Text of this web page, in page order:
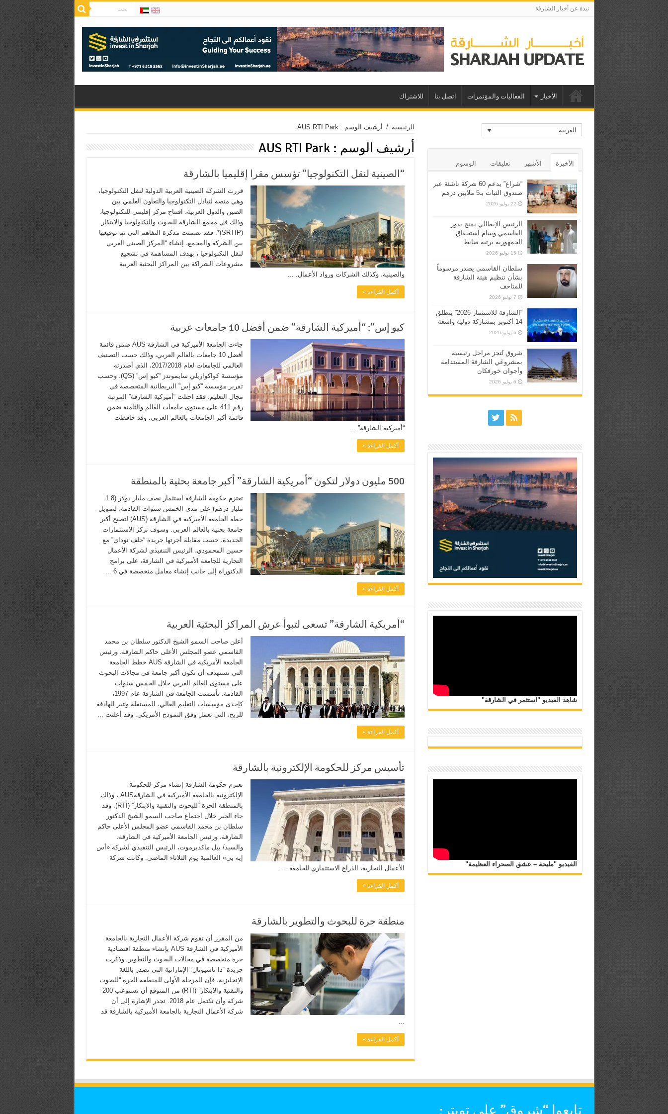
نبذة عن أخبار الشارقة
الأخبار الفعاليات والمؤتمرات اتصل بنا للاشتراك
الرئيسية / أرشيف الوسم : AUS RTI Park
أرشيف الوسم :AUS RTI Park
“الصينية لنقل التكنولوجيا” تؤسس مقرا إقليميا بالشارقة
قررت الشركة الصينية العربية الدولية لنقل التكنولوجيا،
وهي منصة لتبادل التكنولوجيا والتعاون العلمي بين
الصين والدول العربية، افتتاح مركز إقليمي للتكنولوجيا،
وذلك في مجمع الشارقة للبحوث والتكنولوجيا والابتكار
(SRTIP)*. فقد تضمنت مذكرة التفاهم التي تم توقيعها
بين الشركة والمجمع، إنشاء “المركز الصيني العربي
لنقل التكنولوجيا”، بهدف المساهمة في تشجيع
مشروعات الشراكة بين المراكز البحثية العربية
والصينية، وكذلك الشركات ورواد الأعمال. ...
أكمل القراءة »
كيو إس”: “أميركية الشارقة” ضمن أفضل 10 جامعات عربية
جاءت الجامعة الأميركية في الشارقة AUS ضمن قائمة
أفضل 10 جامعات بالعالم العربي، وذلك حسب التصنيف
العالمي للجامعات لعام 2017/2018، الذي أصدرته
مؤسسة كواكواريلي سايموندز “كيو إس” (QS). وحسب
تقرير مؤسسة “كيو إس” البريطانية المتخصصة في
مجال التعليم، فقد احتلت “أميركية الشارقة” المرتبة
رقم 411 على مستوى جامعات العالم والثامنة ضمن
قائمة أكبر الجامعات بالعالم العربي. وقد حافظت
“أميركية الشارقة” ...
أكمل القراءة »
500 مليون دولار لتكون “أمريكية الشارقة” أكبر جامعة بحثية بالمنطقة
تعتزم حكومة الشارقة استثمار نصف مليار دولار (1.8
مليار درهم) على مدى الخمس سنوات القادمة، لتمويل
خطة الجامعة الأميركية في الشارقة (AUS) لتصبح أكبر
جامعة بحثية بالعالم العربي. وسوف تركز الاستثمارات
الجديدة، حسب مقابلة أجرتها جريدة “جلف توداي” مع
حسين المحمودي، الرئيس التنفيذي لشركة الأعمال
التجارية للجامعة الأميركية في الشارقة، على برامج
الدكتوراة إلى جانب إنشاء معامل متخصصة في 6 ...
أكمل القراءة »
“أمريكية الشارقة” تسعى لتبوأ عرش المراكز البحثية العربية
أعلن صاحب السمو الشيخ الدكتور سلطان بن محمد
القاسمي عضو المجلس الأعلى حاكم الشارقة، ورئيس
الجامعة الأمريكية في الشارقة AUS خطط الجامعة
التي تستهدف أن تكون أكبر جامعة في مجالات البحوث
على مستوى العالم العربي خلال الخمس سنوات
القادمة. تأسست الجامعة في الشارقة عام 1997،
كإحدى مؤسسات التعليم العالي، المستقلة وغير الهادفة
للربح، التي تعمل وفق النموذج الأمريكي. وقد أعلنت ...
أكمل القراءة »
تأسيس مركز للحكومة الإلكترونية بالشارقة
تعتزم حكومة الشارقة إنشاء مركز للحكومة
الإلكترونية بالجامعة الأميركية في الشارقةAUS ، وذلك
بالمنطقة الحرة “للبحوث والتقنية والابتكار” (RTI). وقد
جاء الخبر خلال اجتماع صاحب السمو الشيخ الدكتور
سلطان بن محمد القاسمي عضو المجلس الأعلى حاكم
الشارقة، ورئيس الجامعة الأميركية في الشارقة،
والسيد/ بيل ماكديرموت، الرئيس التنفيذي لشركة «أس
إيه بي» العالمية يوم الثلاثاء الماضي. وكانت شركة
الأعمال التجارية، الذراع الاستثماري للجامعة ...
أكمل القراءة »
منطقة حرة للبحوث والتطوير بالشارقة
من المقرر أن تقوم شركة الأعمال التجارية بالجامعة
الأميركية في الشارقة AUS بإنشاء منطقة اقتصادية
حرة متخصصة في مجالات البحوث والتطوير. وذكرت
جريدة “ذا ناشيونال” الإماراتية التي تصدر باللغة
الإنجليزية، فإن المرحلة الأولى للمنطقة الحرة “للبحوث
والتقنية والابتكار” (RTI) من المتوقع أن تستوعب 200
شركة وأن تكتمل عام 2018. تجدر الإشارة إلى أن
شركة الأعمال التجارية بالجامعة الأميركية بالشارقة قد
أكمل القراءة »
العربية
الأخيرة الأشهر تعليقات الوسوم
“شراع” يدعم 60 شركة ناشئة عبر
صندوق الثبات بـ5 ملايين درهم
22 يوليو 2026
الرئيس الإيطالي يمنح بدور
القاسمي وسام استحقاق
الجمهورية برتبة ضابط
15 يوليو 2026
سلطان القاسمي يصدر مرسوماً
بشأن تنظيم هيئة الشارقة
للمتاحف
7 يوليو 2026
“الشارقة للاستثمار 2026” ينطلق
14 أكتوبر بمشاركة دولية واسعة
6 يوليو 2026
شروق تُنجز مراحل رئيسية
بمشروعَي الشارقة المستدامة
وأجوان خورفكان
6 يوليو 2026
شاهد الفيديو "استثمر في الشارقة"
الفيديو "مليحة – عشق الصحراء العظيمة"
تابعوا “شروق” على تويتر: